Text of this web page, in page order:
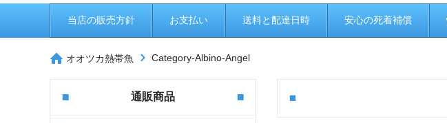
当店の販売方針 お支払い 送料と配達日時 安心の死着補償
オオツカ熱帯魚 Category-Albino-Angel
通販商品